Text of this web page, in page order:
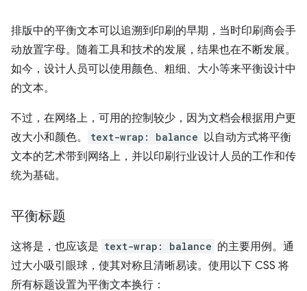
排版中的平衡文本可以追溯到印刷的早期，当时印刷商会手
动放置字母。随着工具和技术的发展，结果也在不断发展。
如今，设计人员可以使用颜色、粗细、大小等来平衡设计中
的文本。
不过，在网络上，可用的控制较少，因为文档会根据用户更
改大小和颜色。
text-wrap: balance 以自动方式将平衡
文本的艺术带到网络上，并以印刷行业设计人员的工作和传
统为基础。
平衡标题
这将是，也应该是 text-wrap: balance 的主要用例。通
过大小吸引眼球，使其对称且清晰易读。使用以下 CSS 将
所有标题设置为平衡文本换行：